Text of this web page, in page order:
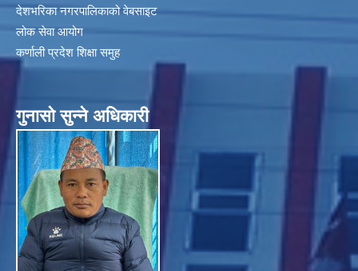
देशभरिका नगरपालिकाको वेबसाइट
लोक सेवा आयोग
कर्णाली प्रदेश शिक्षा समुह
गुनासाे सुन्ने अधिकारी